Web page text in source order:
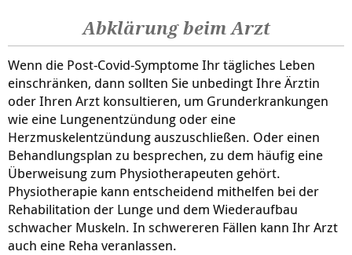
Abklärung beim Arzt
Wenn die Post-Covid-Symptome Ihr tägliches Leben
einschränken, dann sollten Sie unbedingt Ihre Ärztin
oder Ihren Arzt konsultieren, um Grunderkrankungen
wie eine Lungenentzündung oder eine
Herzmuskelentzündung auszuschließen. Oder einen
Behandlungsplan zu besprechen, zu dem häufig eine
Überweisung zum Physiotherapeuten gehört.
Physiotherapie kann entscheidend mithelfen bei der
Rehabilitation der Lunge und dem Wiederaufbau
schwacher Muskeln. In schwereren Fällen kann Ihr Arzt
auch eine Reha veranlassen.